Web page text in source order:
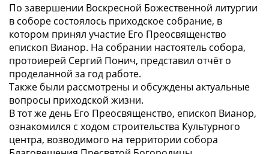
По завершении Воскресной Божественной литургии
в соборе состоялось приходское собрание, в
котором принял участие Его Преосвященство
епископ Вианор. На собрании настоятель собора,
протоиерей Сергий Понич, представил отчёт о
проделанной за год работе.
Также были рассмотрены и обсуждены актуальные
вопросы приходской жизни.
В тот же день Его Преосвященство, епископ Вианор,
ознакомился с ходом строительства Культурного
центра, возводимого на территории собора